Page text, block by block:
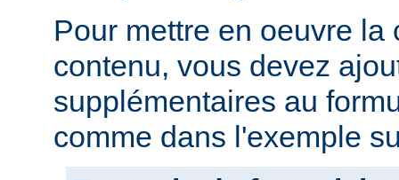
Pour mettre en oeuvre la
contenu, vous devez
supplémentaires au
comme dans l'exemple